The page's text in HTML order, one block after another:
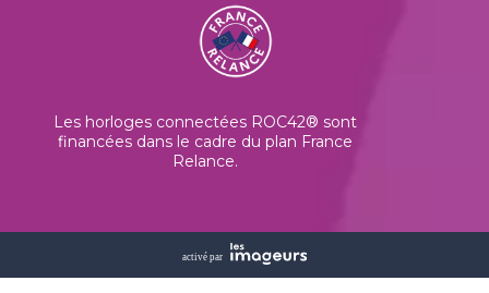
Les horloges connectées ROC42® sont
financées dans le cadre du plan France
Relance.